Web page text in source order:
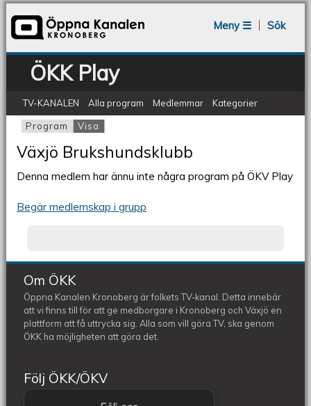
Meny ☰
Sök
ÖKK Play
TV-KANALEN Alla program Medlemmar Kategorier
Primära flikar
Program Visa
Växjö Brukshundsklubb
Denna medlem har ännu inte några program på ÖKV Play
Begär medlemskap i grupp
Om ÖKK
Öppna Kanalen Kronoberg är folkets TV-kanal. Detta innebär
att vi finns till för att ge medborgare i Kronoberg och Växjö en
plattform att få uttrycka sig. Alla som vill göra TV, ska genom
ÖKK ha möjligheten att göra det.
Följ ÖKK/ÖKV